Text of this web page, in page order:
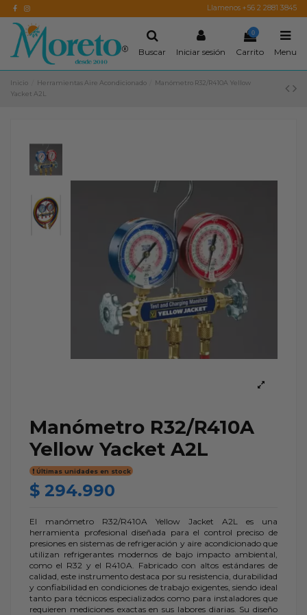
Llamenos +56 2 2881 3845
Buscar Iniciar sesión
0
Carrito Menu
Inicio Herramientas Aire Acondicionado
Manómetro R32/R410A Yellow
Yacket A2L
Manómetro R32/R410A
Yellow Yacket A2L
Últimas unidades en stock
$ 294.990
El manómetro R32/R410A Yellow Jacket A2L es una
herramienta profesional diseñada para el control preciso de
presiones en sistemas de refrigeración y aire acondicionado que
utilizan refrigerantes modernos de bajo impacto ambiental,
como el R32 y el R410A. Fabricado con altos estándares de
calidad, este instrumento destaca por su resistencia, durabilidad
y confiabilidad en condiciones de trabajo exigentes, siendo ideal
tanto para técnicos especializados como para instaladores que
requieren mediciones exactas en sus labores diarias. Su diseño